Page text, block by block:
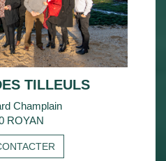
TILLEULS
Champlain
ROYAN